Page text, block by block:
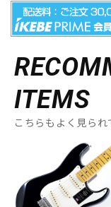
ITEMS
こちらもよく見られ